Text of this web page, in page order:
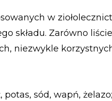
w
składu. Zarówno
niezwykle
sód, wapń, żelazo;